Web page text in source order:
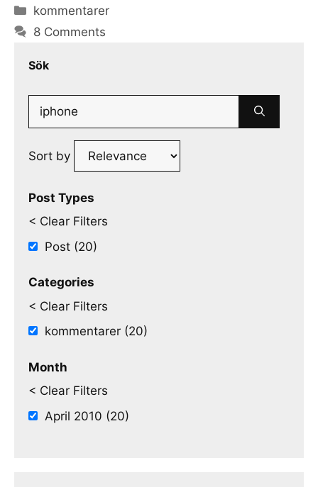
Categories
kommentarer
8 Comments
Sök
Search
for:
Sort by
Post Types
< Clear Filters
Post (20)
Categories
< Clear Filters
kommentarer (20)
Month
< Clear Filters
April 2010 (20)